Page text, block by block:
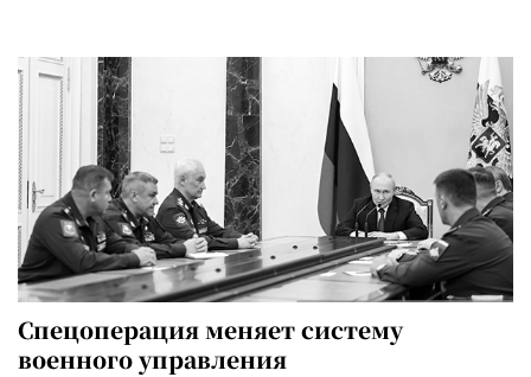
Спецоперация меняет систему
военного управления